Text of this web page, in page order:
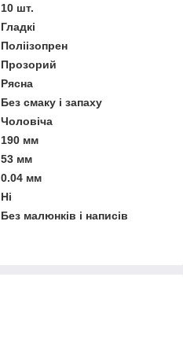
10 шт.
Гладкі
Поліізопрен
Прозорий
Рясна
Без смаку і запаху
Чоловіча
190 мм
53 мм
0.04 мм
Ні
Без малюнків і написів